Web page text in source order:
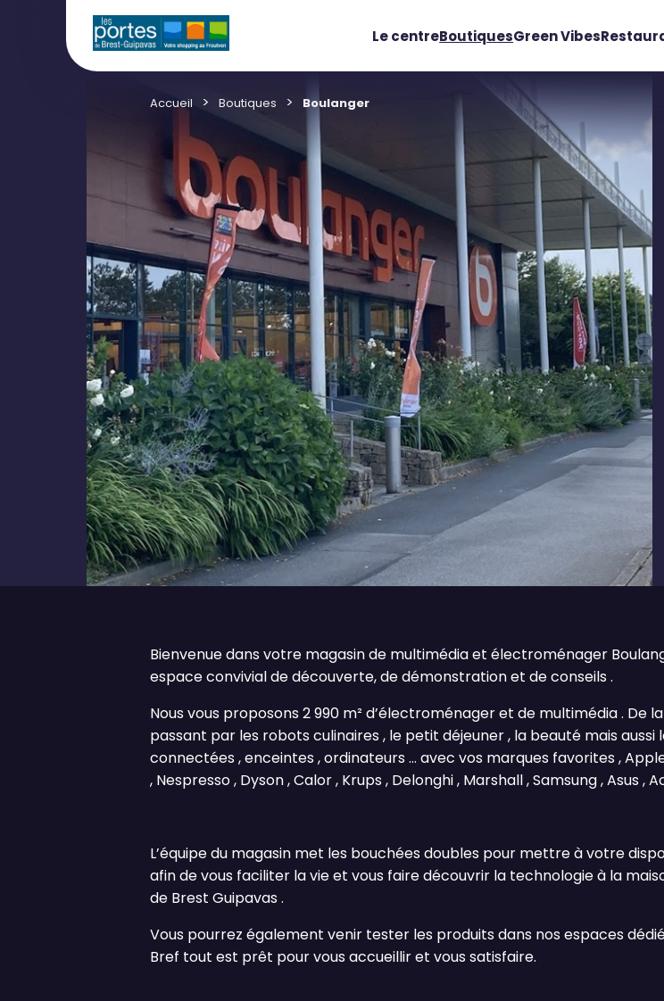
Le centreBoutiquesGreen Vibes
Accueil Boutiques Boulanger
Bienvenue dans votre magasin de multimédia et électroménager
espace convivial de découverte, de démonstration et de conseils .
Nous vous proposons 2 990 m² d’électroménager et de multimédia . De
passant par les robots culinaires , le petit déjeuner , la beauté mais
connectées , enceintes , ordinateurs ... avec vos marques favorites ,
, Nespresso , Dyson , Calor , Krups , Delonghi , Marshall , Samsung , Asus ,
L’équipe du magasin met les bouchées doubles pour mettre à votre
afin de vous faciliter la vie et vous faire découvrir la technologie à la
de Brest Guipavas .
Vous pourrez également venir tester les produits dans nos espaces
Bref tout est prêt pour vous accueillir et vous satisfaire.